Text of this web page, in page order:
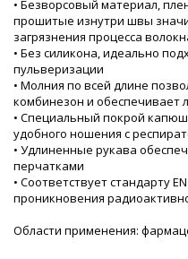
• Безворсовый материал,
прошитые изнутри швы
загрязнения процесса
• Без силикона, идеально
пульверизации
• Молния по всей длине
комбинезон и
• Специальный покрой
удобного ношения с
• Удлиненные рукава
перчатками
• Соответствует стандарту
проникновения
Области применения: